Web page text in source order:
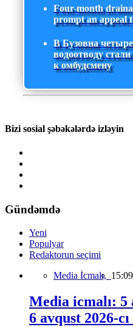
Four-month
prompt an appeal
В Бузовна
водоотводу
к омбудсмену
Bizi sosial şəbəkələrdə izləyin
Gündəmdə
Yeni
Populyar
Redaktorun seçimi
Media İcmalı, 15:09
Media icmalı: 5
6 avqust 2026-